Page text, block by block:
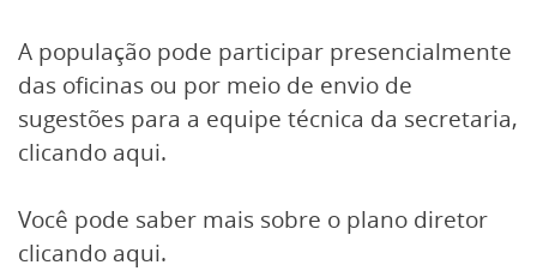
A população pode participar presencialmente
das oficinas ou por meio de envio de
sugestões para a equipe técnica da secretaria,
clicando aqui.
Você pode saber mais sobre o plano diretor
clicando aqui.